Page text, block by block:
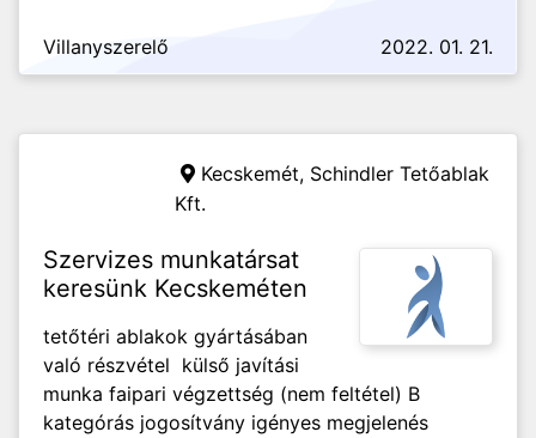
Villanyszerelő 2022. 01. 21.
Kecskemét, Schindler Tetőablak
Kft.
Szervizes munkatársat
keresünk Kecskeméten
tetőtéri ablakok gyártásában
való részvétel külső javítási
munka faipari végzettség (nem feltétel) B
kategórás jogosítvány igényes megjelenés